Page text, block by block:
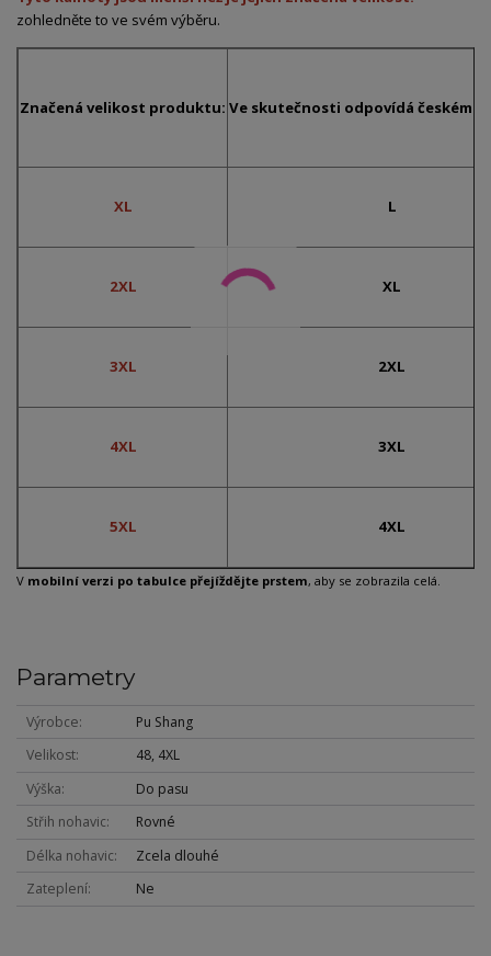
zohledněte to ve svém výběru.
Značená velikost produktu: Ve skutečnosti odpovídá českému
XL L
2XL XL
3XL 2XL
4XL 3XL
5XL 4XL
V mobilní verzi po tabulce přejíždějte prstem, aby se zobrazila celá.
Parametry
Výrobce
Pu Shang
Velikost
48, 4XL
Výška
Do pasu
Střih nohavic
Rovné
Délka nohavic
Zcela dlouhé
Zateplení
Ne